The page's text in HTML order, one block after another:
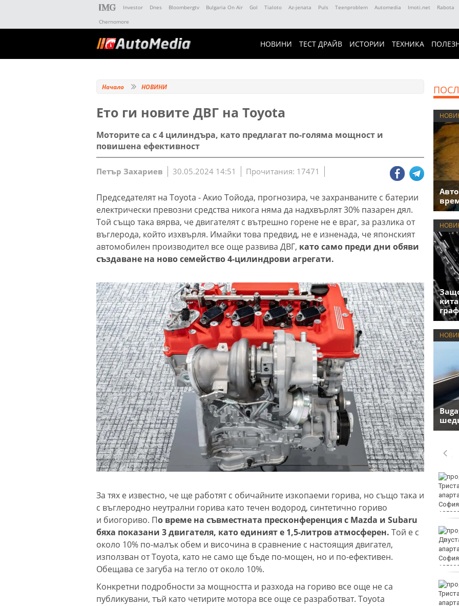
Investor Dnes Bloombergtv Bulgaria On Air Gol Tialoto Az-jenata Puls Teenproblem Automedia Imoti.net Rabota
Chernomore
НОВИНИ ТЕСТ ДРАЙВ ИСТОРИИ ТЕХНИКА
Начало НОВИНИ
Eто ги новите ДВГ на Toyota
Моторите са с 4 цилиндъра, като предлагат по-голяма мощност и
повишена ефективност
Петър Захариев 30.05.2024 14:51 Прочитания: 17471
Председателят на Toyota - Акио Тойода, прогнозира, че захранваните с батерии
електрически превозни средства никога няма да надхвърлят 30% пазарен дял.
Той също така вярва, че двигателят с вътрешно горене не е враг, за разлика от
въглерода, който изхвърля. Имайки това предвид, не е изненада, че японският
автомобилен производител все още развива ДВГ, като само преди дни обяви
създаване на ново семейство 4-цилиндрови агрегати.
За тях е известно, че ще работят с обичайните изкопаеми горива, но също така и
с въглеродно неутрални горива като течен водород, синтетично гориво
и биогориво. По време на съвместната пресконференция с Mazda и Subaru
бяха показани 3 двигателя, като единият е 1,5-литров атмосферен. Той е с
около 10% по-малък обем и височина в сравнение с настоящия двигател,
използван от Toyota, като не само ще бъде по-мощен, но и по-ефективен.
Обещава се загуба на тегло от около 10%.
Конкретни подробности за мощността и разхода на гориво все още не са
публикувани, тъй като четирите мотора все още се разработват. Toyota
"Грийнпийс": Да не се
добива нефт и газ в
Черно море
Оставиха в ареста
петимата младежи за
убийството в Пловдив